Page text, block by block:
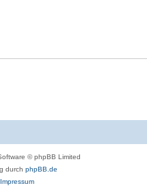
© phpBB Limited
durch phpBB.de
Impressum